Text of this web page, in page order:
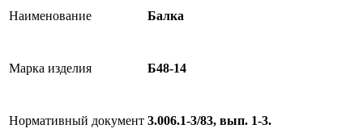
Наименование Балка
Марка изделия Б48-14
Нормативный документ 3.006.1-3/83, вып. 1-3.